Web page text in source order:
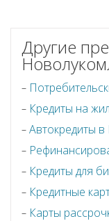
Другие
Кредиты на
Автокредиты
Кредиты для
Кредитные
Карты